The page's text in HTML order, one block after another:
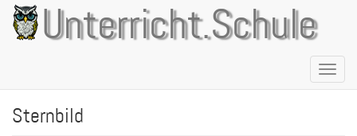
Direkt
zum
Inhalt
Unterricht.Schule
Sternbild